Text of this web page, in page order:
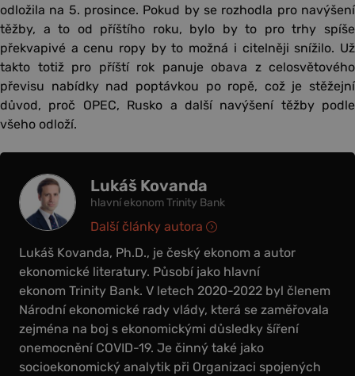
odložila na 5. prosince. Pokud by se rozhodla pro navýšení
těžby, a to od příštího roku, bylo by to pro trhy spíše
překvapivé a cenu ropy by to možná i citelněji snížilo. Už
takto totiž pro příští rok panuje obava z celosvětového
převisu nabídky nad poptávkou po ropě, což je stěžejní
důvod, proč OPEC, Rusko a další navýšení těžby podle
všeho odloží.
Lukáš Kovanda
hlavní ekonom Trinity Bank
Lukáš Kovanda, Ph.D., je český ekonom a autor
ekonomické literatury. Působí jako hlavní
ekonom Trinity Bank. V letech 2020-2022 byl členem
Národní ekonomické rady vlády, která se zaměřovala
zejména na boj s ekonomickými důsledky šíření
onemocnění COVID-19. Je činný také jako
socioekonomický analytik při Organizaci spojených
Další články autora